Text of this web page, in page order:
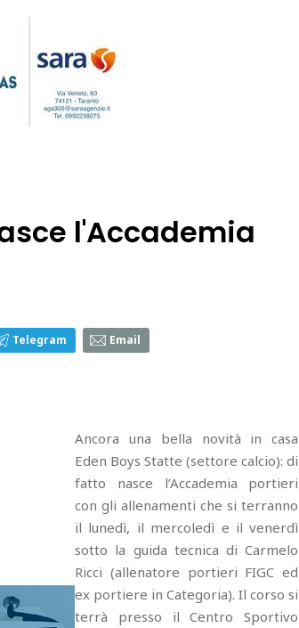
l'Accademia
Telegram Email
Ancora una bella novità in casa
Eden Boys Statte (settore calcio): di
fatto nasce l’Accademia portieri
con gli allenamenti che si terranno
il lunedì, il mercoledì e il venerdì
sotto la guida tecnica di Carmelo
Ricci (allenatore portieri FIGC ed
ex portiere in Categoria). Il corso si
terrà presso il Centro Sportivo